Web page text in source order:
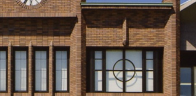
大学・短大の資料種類から請求
大学パンフ
学部・学科パンフ
総合型選抜・学校推薦型選抜 募集要項＆願書
大学入学共通テスト利用選抜の募集要項＆願書